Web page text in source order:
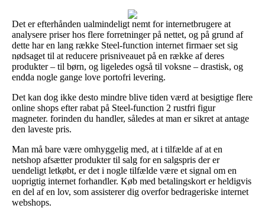
Det er efterhånden ualmindeligt nemt for internetbrugere at
analysere priser hos flere forretninger på nettet, og på grund af
dette har en lang række Steel-function internet firmaer set sig
nødsaget til at reducere prisniveauet på en række af deres
produkter – til børn, og ligeledes også til voksne – drastisk, og
endda nogle gange love portofri levering.
Det kan dog ikke desto mindre blive tiden værd at besigtige flere
online shops efter rabat på Steel-function 2 rustfri figur
magneter. forinden du handler, således at man er sikret at antage
den laveste pris.
Man må bare være omhyggelig med, at i tilfælde af at en
netshop afsætter produkter til salg for en salgspris der er
uendeligt letkøbt, er det i nogle tilfælde være et signal om en
uoprigtig internet forhandler. Køb med betalingskort er heldigvis
en del af en lov, som assisterer dig overfor bedrageriske internet
webshops.